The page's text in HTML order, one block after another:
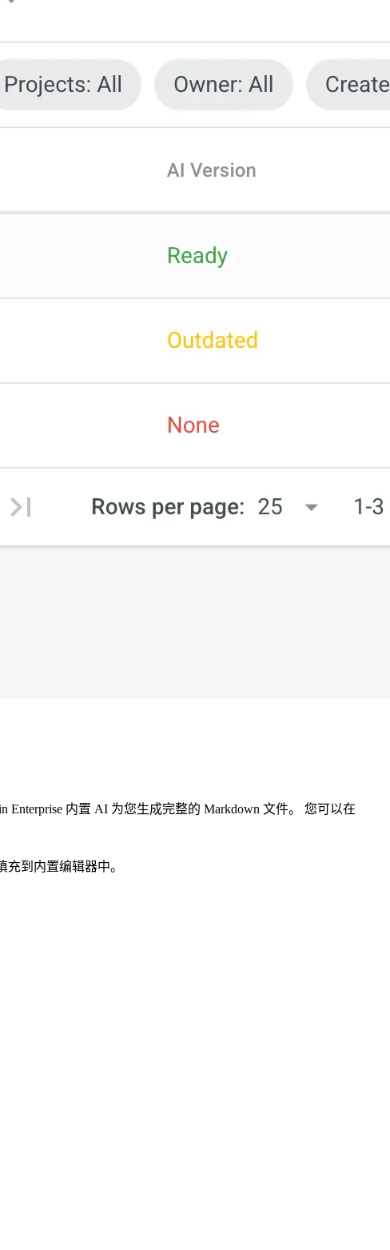
Enterprise 内置 AI 为您生成完整的 Markdown 文件。 您可以在
到内置编辑器中。